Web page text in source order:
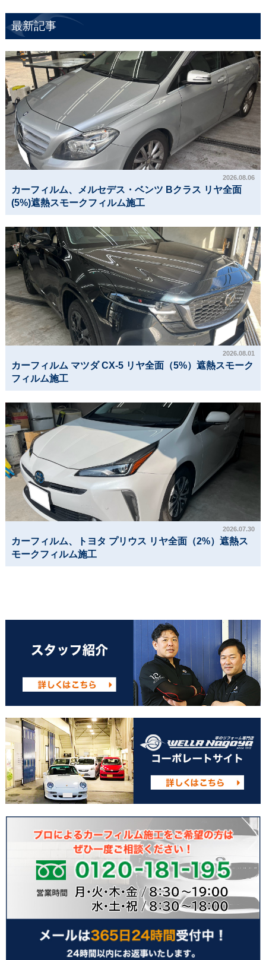
最新記事
2026.08.06
カーフィルム、メルセデス・ベンツ Bクラス リヤ全面
(5%)遮熱スモークフィルム施工
2026.08.01
カーフィルム マツダ CX-5 リヤ全面（5%）遮熱スモーク
フィルム施工
2026.07.30
カーフィルム、トヨタ プリウス リヤ全面（2%）遮熱ス
モークフィルム施工